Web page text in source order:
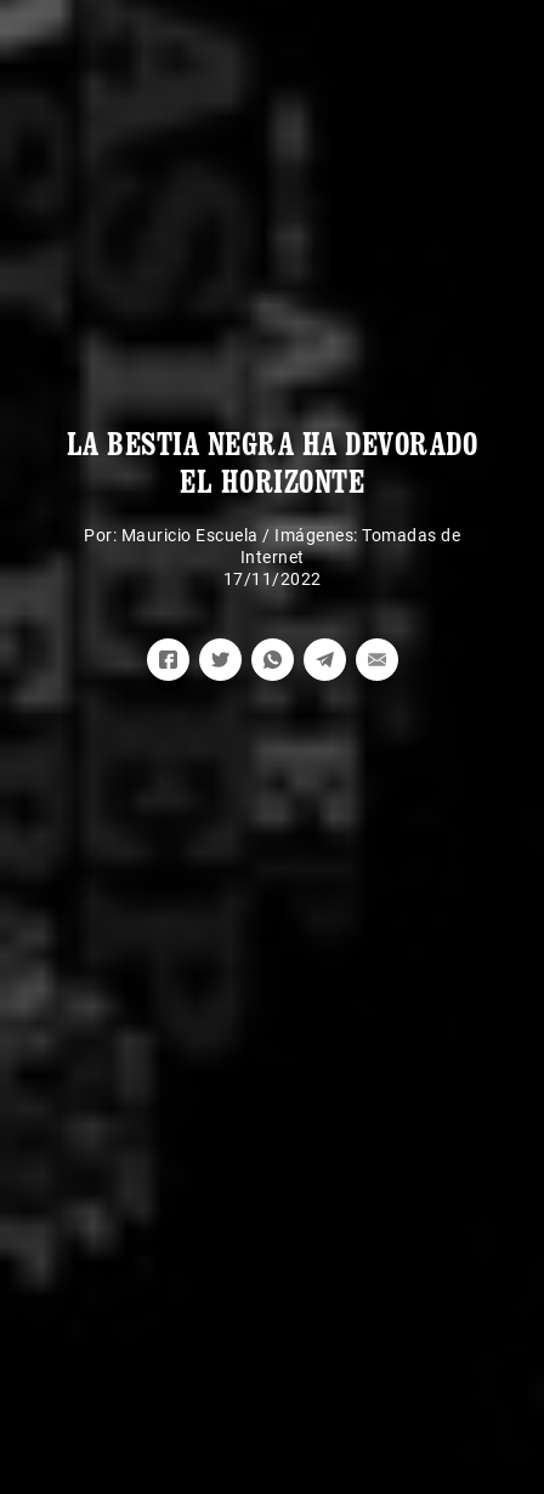
LA BESTIA NEGRA HA DEVORADO
EL HORIZONTE
Por: Mauricio Escuela / Imágenes: Tomadas de
Internet
17/11/2022